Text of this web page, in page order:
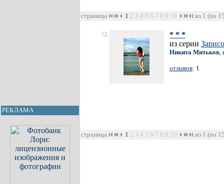
РЕКЛАМА
страница 1 2 3 4 5 6 7 8 9 10 из 1 (по
* * *
из серии
Никита Митьков,
отзывов: 1
страница 1 2 3 4 5 6 7 8 9 10 из 1 (по